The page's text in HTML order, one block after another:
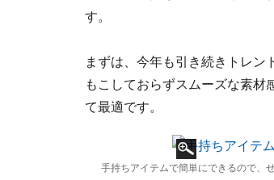
す。
まずは、今年も引き続きトレン
もこしておらずスムーズな素
て最適です。
手持ちアイテムで簡単にできるので、